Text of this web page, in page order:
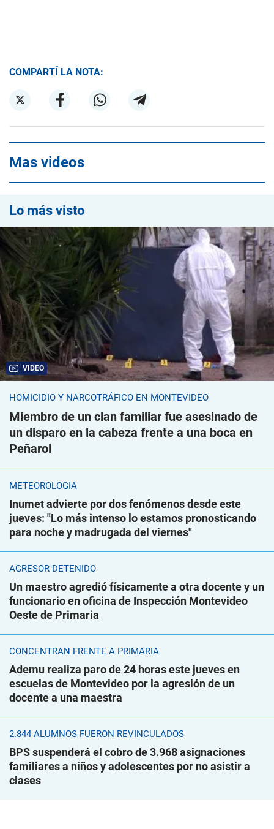
COMPARTÍ LA NOTA:
Mas videos
Lo más visto
VIDEO
HOMICIDIO Y NARCOTRÁFICO EN MONTEVIDEO
Miembro de un clan familiar fue asesinado de
un disparo en la cabeza frente a una boca en
Peñarol
METEOROLOGÍA
Inumet advierte por dos fenómenos desde este
jueves: "Lo más intenso lo estamos pronosticando
para noche y madrugada del viernes"
AGRESOR DETENIDO
Un maestro agredió físicamente a otra docente y un
funcionario en oficina de Inspección Montevideo
Oeste de Primaria
CONCENTRAN FRENTE A PRIMARIA
Ademu realiza paro de 24 horas este jueves en
escuelas de Montevideo por la agresión de un
docente a una maestra
2.844 ALUMNOS FUERON REVINCULADOS
BPS suspenderá el cobro de 3.968 asignaciones
familiares a niños y adolescentes por no asistir a
clases